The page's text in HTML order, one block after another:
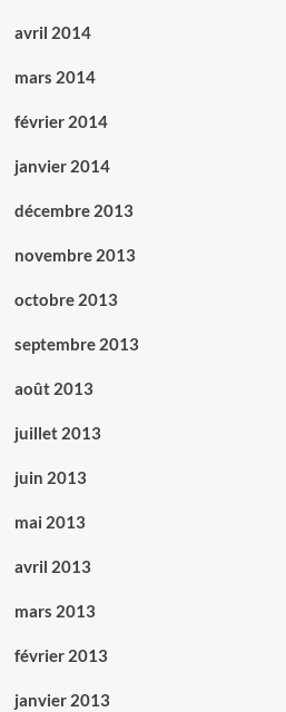
avril 2014
mars 2014
février 2014
janvier 2014
décembre 2013
novembre 2013
octobre 2013
septembre 2013
août 2013
juillet 2013
juin 2013
mai 2013
avril 2013
mars 2013
février 2013
janvier 2013